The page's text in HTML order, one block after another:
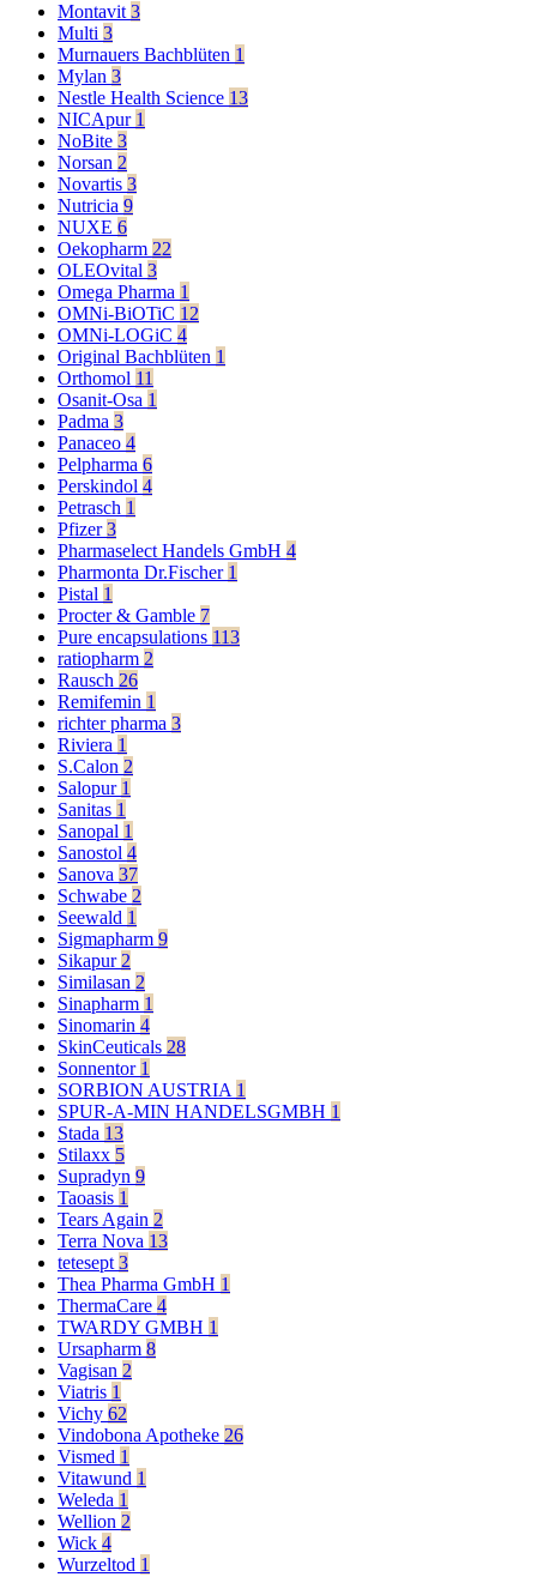
Montavit 3
Multi 3
Murnauers Bachblüten 1
Mylan 3
Nestle Health Science 13
NICApur 1
NoBite 3
Norsan 2
Novartis 3
Nutricia 9
NUXE 6
Oekopharm 22
OLEOvital 3
Omega Pharma 1
OMNi-BiOTiC 12
OMNi-LOGiC 4
Original Bachblüten 1
Orthomol 11
Osanit-Osa 1
Padma 3
Panaceo 4
Pelpharma 6
Perskindol 4
Petrasch 1
Pfizer3
Pharmaselect Handels GmbH 4
Pharmonta Dr.Fischer 1
Pistal 1
Procter & Gamble 7
Pure encapsulations 113
ratiopharm 2
Rausch 26
Remifemin 1
richter pharma 3
Riviera 1
S.Calon 2
Salopur 1
Sanitas 1
Sanopal 1
Sanostol 4
Sanova 37
Schwabe 2
Seewald 1
Sigmapharm 9
Sikapur 2
Similasan 2
Sinapharm 1
Sinomarin 4
SkinCeuticals 28
Sonnentor 1
SORBION AUSTRIA 1
SPUR-A-MIN HANDELSGMBH 1
Stada 13
Stilaxx 5
Supradyn 9
Taoasis 1
Tears Again 2
Terra Nova 13
tetesept 3
Thea Pharma GmbH 1
ThermaCare 4
TWARDY GMBH 1
Ursapharm 8
Vagisan 2
Viatris 1
Vichy 62
Vindobona Apotheke 26
Vismed 1
Vitawund 1
Weleda 1
Wellion 2
Wick 4
Wurzeltod 1